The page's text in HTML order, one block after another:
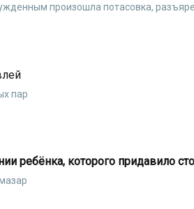
произошла потасовка,
пар
ребёнка, которого придавило